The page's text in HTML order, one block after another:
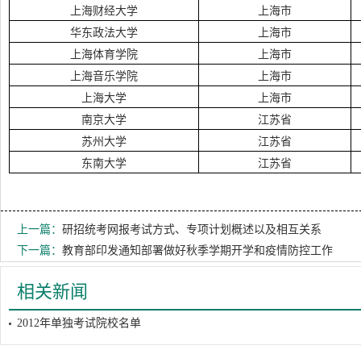
上海财经大学
上海市
华东政法大学
上海市
上海体育学院
上海市
上海音乐学院
上海市
上海大学
上海市
南京大学
江苏省
苏州大学
江苏省
东南大学
江苏省
上一篇： 研招统考网报考试方式、专项计划概述以及相互关系
下一篇： 教育部印发通知部署做好秋季学期开学和疫情防控工作
相关新闻
2012年单独考试院校名单